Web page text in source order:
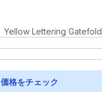
Yellow Lettering Gatefold
価格をチェック